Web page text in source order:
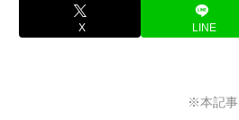
X LINE
※本記事